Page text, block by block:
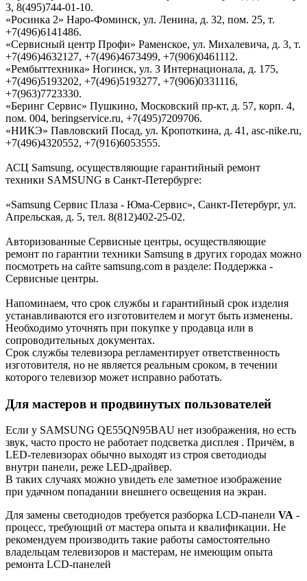
3, 8(495)744-01-10.
«Росинка 2» Наро-Фоминск, ул. Ленина, д. 32, пом. 25, т.
+7(496)6141486.
«Сервисный центр Профи» Раменское, ул. Михалевича, д. 3, т.
+7(496)4632127, +7(496)4673499, +7(906)0461112.
«Рембыттехника» Ногинск, ул. 3 Интернационала, д. 175,
+7(496)5193202, +7(496)5193277, +7(906)0331116,
+7(963)7723330.
«Беринг Сервис» Пушкино, Московский пр-кт, д. 57, корп. 4,
пом. 004, beringservice.ru, +7(495)7209706.
«НИКЭ» Павловский Посад, ул. Кропоткина, д. 41, asc-nike.ru,
+7(496)4320552, +7(916)6053555.
АСЦ Samsung, осуществляющие гарантийный ремонт
техники SAMSUNG в Санкт-Петербурге:
«Samsung Сервис Плаза - Юма-Cервис», Санкт-Петербург, ул.
Апрельская, д. 5, тел. 8(812)402-25-02.
Авторизованные Сервисные центры, осуществляющие
ремонт по гарантии техники Samsung в других городах можно
посмотреть на сайте samsung.com в разделе: Поддержка -
Сервисные центры.
Напоминаем, что срок службы и гарантийный срок изделия
устанавливаются его изготовителем и могут быть изменены.
Необходимо уточнять при покупке у продавца или в
сопроводительных документах.
Срок службы телевизора регламентирует ответственность
изготовителя, но не является реальным сроком, в течении
которого телевизор может исправно работать.
Для мастеров и продвинутых пользователей
Если у SAMSUNG QE55QN95BAU нет изображения, но есть
звук, часто просто не работает подсветка дисплея . Причём, в
LED-телевизорах обычно выходят из строя светодиоды
внутри панели, реже LED-драйвер.
В таких случаях можно увидеть еле заметное изображение
при удачном попадании внешнего освещения на экран.
Для замены светодиодов требуется разборка LCD-панели VA -
процесс, требующий от мастера опыта и квалификации. Не
рекомендуем производить такие работы самостоятельно
владельцам телевизоров и мастерам, не имеющим опыта
ремонта LCD-панелей